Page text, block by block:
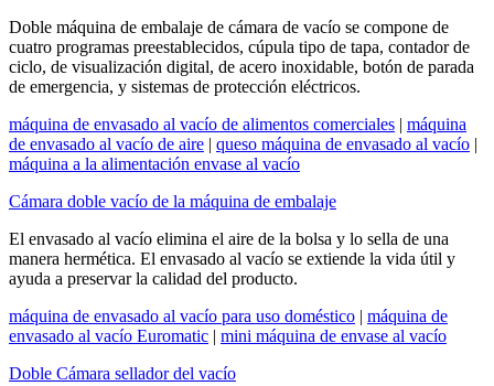
Doble máquina de embalaje de cámara de vacío se compone de
cuatro programas preestablecidos, cúpula tipo de tapa, contador de
ciclo, de visualización digital, de acero inoxidable, botón de parada
de emergencia, y sistemas de protección eléctricos.
máquina de envasado al vacío de alimentos comerciales | máquina
de envasado al vacío de aire | queso máquina de envasado al vacío |
máquina a la alimentación envase al vacío
Cámara doble vacío de la máquina de embalaje
El envasado al vacío elimina el aire de la bolsa y lo sella de una
manera hermética. El envasado al vacío se extiende la vida útil y
ayuda a preservar la calidad del producto.
máquina de envasado al vacío para uso doméstico | máquina de
envasado al vacío Euromatic | mini máquina de envase al vacío
Doble Cámara sellador del vacío